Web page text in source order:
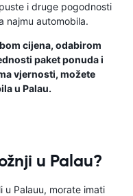
i druge pogodnosti
najmu automobila.
cijena, odabirom
paket ponuda i
vjernosti, možete
u Palau.
u Palau?
u Palauu, morate imati